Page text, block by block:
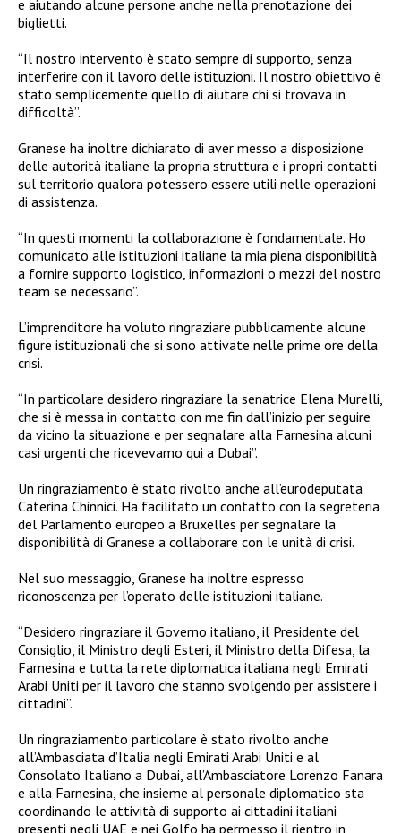
e aiutando alcune persone anche nella prenotazione dei
biglietti.
“Il nostro intervento è stato sempre di supporto, senza
interferire con il lavoro delle istituzioni. Il nostro obiettivo è
stato semplicemente quello di aiutare chi si trovava in
difficoltà”.
Granese ha inoltre dichiarato di aver messo a disposizione
delle autorità italiane la propria struttura e i propri contatti
sul territorio qualora potessero essere utili nelle operazioni
di assistenza.
“In questi momenti la collaborazione è fondamentale. Ho
comunicato alle istituzioni italiane la mia piena disponibilità
a fornire supporto logistico, informazioni o mezzi del nostro
team se necessario”.
L’imprenditore ha voluto ringraziare pubblicamente alcune
figure istituzionali che si sono attivate nelle prime ore della
crisi.
“In particolare desidero ringraziare la senatrice Elena Murelli,
che si è messa in contatto con me fin dall’inizio per seguire
da vicino la situazione e per segnalare alla Farnesina alcuni
casi urgenti che ricevevamo qui a Dubai”.
Un ringraziamento è stato rivolto anche all’eurodeputata
Caterina Chinnici. Ha facilitato un contatto con la segreteria
del Parlamento europeo a Bruxelles per segnalare la
disponibilità di Granese a collaborare con le unità di crisi.
Nel suo messaggio, Granese ha inoltre espresso
riconoscenza per l’operato delle istituzioni italiane.
“Desidero ringraziare il Governo italiano, il Presidente del
Consiglio, il Ministro degli Esteri, il Ministro della Difesa, la
Farnesina e tutta la rete diplomatica italiana negli Emirati
Arabi Uniti per il lavoro che stanno svolgendo per assistere i
cittadini”.
Un ringraziamento particolare è stato rivolto anche
all’Ambasciata d’Italia negli Emirati Arabi Uniti e al
Consolato Italiano a Dubai, all’Ambasciatore Lorenzo Fanara
e alla Farnesina, che insieme al personale diplomatico sta
coordinando le attività di supporto ai cittadini italiani
presenti negli UAE e nei Golfo ha permesso il rientro in